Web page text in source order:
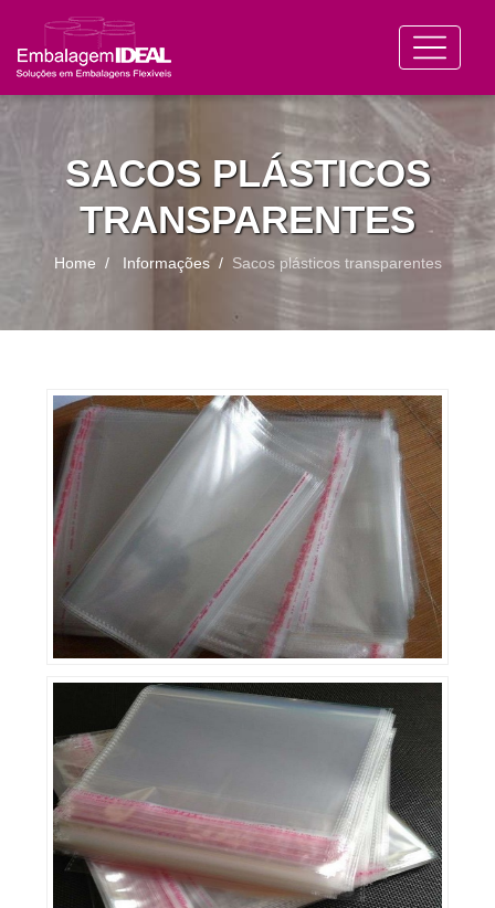
SACOS PLÁSTICOS
TRANSPARENTES
Home Informações Sacos plásticos transparentes